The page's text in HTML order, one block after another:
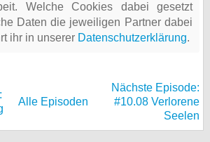
Welche Cookies dabei gesetzt
Daten die jeweiligen Partner dabei
ihr in unserer Datenschutzerklärung.
Alle Episoden
Nächste Episode:
#10.08 Verlorene
Seelen